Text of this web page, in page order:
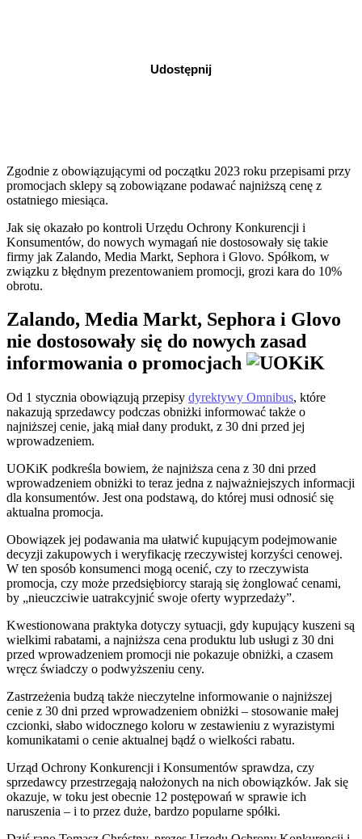
Udostępnij
Zgodnie z obowiązującymi od początku 2023 roku przepisami przy
promocjach sklepy są zobowiązane podawać najniższą cenę z
ostatniego miesiąca.
Jak się okazało po kontroli Urzędu Ochrony Konkurencji i
Konsumentów, do nowych wymagań nie dostosowały się takie
firmy jak Zalando, Media Markt, Sephora i Glovo. Spółkom, w
związku z błędnym prezentowaniem promocji, grozi kara do 10%
obrotu.
Zalando, Media Markt, Sephora i Glovo
nie dostosowały się do nowych zasad
informowania o promocjach
Od 1 stycznia obowiązują przepisy dyrektywy Omnibus, które
nakazują sprzedawcy podczas obniżki informować także o
najniższej cenie, jaką miał dany produkt, z 30 dni przed jej
wprowadzeniem.
UOKiK podkreśla bowiem, że najniższa cena z 30 dni przed
wprowadzeniem obniżki to teraz jedna z najważniejszych informacji
dla konsumentów. Jest ona podstawą, do której musi odnosić się
aktualna promocja.
Obowiązek jej podawania ma ułatwić kupującym podejmowanie
decyzji zakupowych i weryfikację rzeczywistej korzyści cenowej.
W ten sposób konsumenci mogą ocenić, czy to rzeczywista
promocja, czy może przedsiębiorcy starają się żonglować cenami,
by „nieuczciwie uatrakcyjnić swoje oferty wyprzedaży”.
Kwestionowana praktyka dotyczy sytuacji, gdy kupujący kuszeni są
wielkimi rabatami, a najniższa cena produktu lub usługi z 30 dni
przed wprowadzeniem promocji nie pokazuje obniżki, a czasem
wręcz świadczy o podwyższeniu ceny.
Zastrzeżenia budzą także nieczytelne informowanie o najniższej
cenie z 30 dni przed wprowadzeniem obniżki – stosowanie małej
czcionki, słabo widocznego koloru w zestawieniu z wyrazistymi
komunikatami o cenie aktualnej bądź o wielkości rabatu.
Urząd Ochrony Konkurencji i Konsumentów sprawdza, czy
sprzedawcy przestrzegają nałożonych na nich obowiązków. Jak się
okazuje, w toku jest obecnie 12 postępowań w sprawie ich
naruszenia – i to przez duże, bardzo popularne spółki.